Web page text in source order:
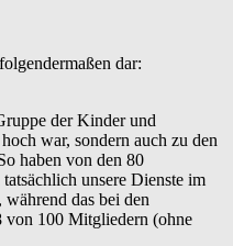
dar:
der Kinder und
war, sondern auch zu den
haben von den 80
unsere Dienste im
das bei den
von 100 Mitgliedern (ohne